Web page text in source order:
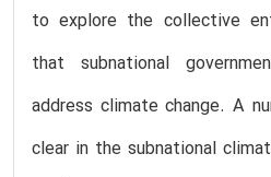
to explore the collective
that subnational
address climate change. A
clear in the subnational